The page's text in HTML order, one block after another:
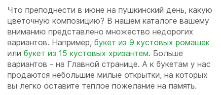
Что преподнести в июне на пушкинский день, какую
цветочную композицию? В нашем каталоге вашему
вниманию представлено множество недорогих
вариантов. Например, букет из 9 кустовых ромашек
или букет из 15 кустовых хризантем. Больше
вариантов - на Главной странице. А к букетам у нас
продаются небольшие милые открытки, на которых
вы легко оставите теплое пожелание на память.